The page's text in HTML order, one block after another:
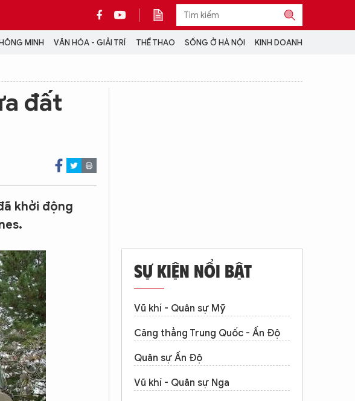
MINH VĂN HÓA - GIẢI TRÍ THỂ THAO SỐNG Ở HÀ NỘI KINH DOANH
SỰ
đất
khởi động
SỰ KIỆN NỔI BẬT
Vũ khí - Quân sự Mỹ
Căng thẳng Trung Quốc - Ấn Độ
Quân sự Ấn Độ
Vũ khí - Quân sự Nga